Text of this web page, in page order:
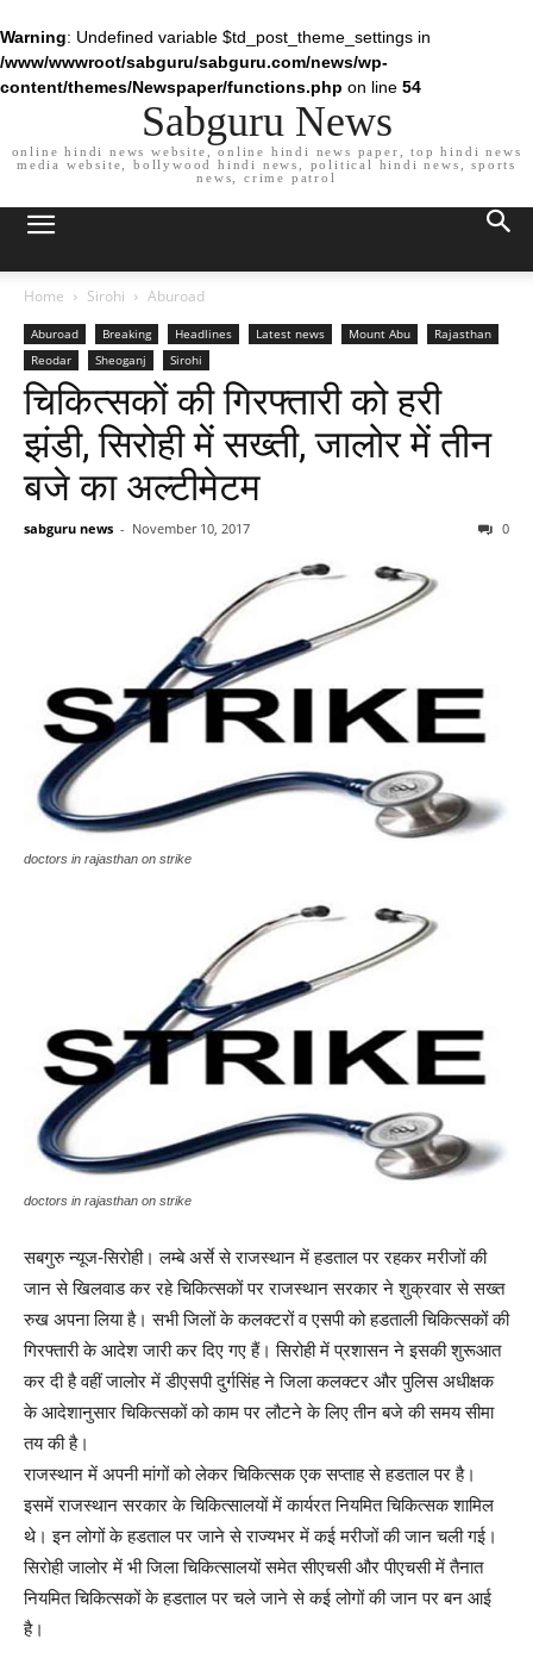
Warning: Undefined variable $td_post_theme_settings in
/www/wwwroot/sabguru/sabguru.com/news/wp-
content/themes/Newspaper/functions.php on line 54
Sabguru News
online hindi news website, online hindi news paper, top hindi news
media website, bollywood hindi news, political hindi news, sports
news, crime patrol
Home Sirohi Aburoad
Aburoad Breaking Headlines Latest news Mount Abu
Rajasthan
Reodar
Sheoganj Sirohi
चिकित्सकों की गिरफ्तारी को हरी
झंडी, सिरोही में सख्ती, जालोर में तीन
बजे का अल्टीमेटम
sabguru news - November 10, 2017 0
doctors in rajasthan on strike
doctors in rajasthan on strike
सबगुरु न्यूज-सिरोही। लम्बे अर्से से राजस्थान में हडताल पर रहकर मरीजों की
जान से खिलवाड कर रहे चिकित्सकों पर राजस्थान सरकार ने शुक्रवार से सख्त
रुख अपना लिया है। सभी जिलों के कलक्टरों व एसपी को हडताली चिकित्सकों की
गिरफ्तारी के आदेश जारी कर दिए गए हैं। सिरोही में प्रशासन ने इसकी शुरूआत
कर दी है वहीं जालोर में डीएसपी दुर्गसिंह ने जिला कलक्टर और पुलिस अधीक्षक
के आदेशानुसार चिकित्सकों को काम पर लौटने के लिए तीन बजे की समय सीमा
तय की है।
राजस्थान में अपनी मांगों को लेकर चिकित्सक एक सप्ताह से हडताल पर है।
इसमें राजस्थान सरकार के चिकित्सालयों में कार्यरत नियमित चिकित्सक शामिल
थे। इन लोगों के हडताल पर जाने से राज्यभर में कई मरीजों की जान चली गई।
सिरोही जालोर में भी जिला चिकित्सालयों समेत सीएचसी और पीएचसी में तैनात
नियमित चिकित्सकों के हडताल पर चले जाने से कई लोगों की जान पर बन आई
है।